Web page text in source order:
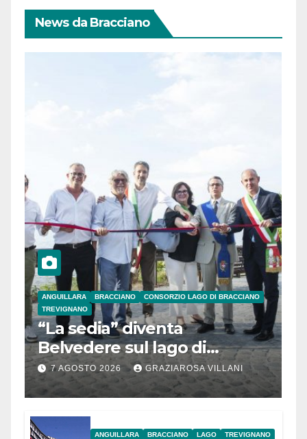
News da Bracciano
ANGUILLARA BRACCIANO
CONSORZIO LAGO DI BRACCIANO
TREVIGNANO
“La sedia” diventa
Belvedere sul lago di
Bracciano: ieri
l’inaugurazione
7 AGOSTO 2026 GRAZIAROSA VILLANI
ANGUILLARA BRACCIANO LAGO TREVIGNANO